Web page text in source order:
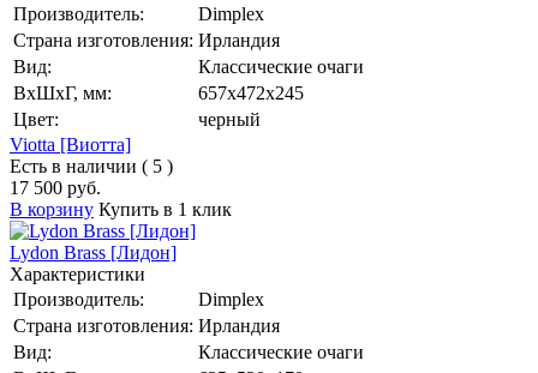
Производитель:
Dimplex
Страна изготовления: Ирландия
Вид:
Классические очаги
ВхШхГ, мм:
657х472х245
Цвет:
черный
Viotta [Виотта]
Есть в наличии ( 5 )
17 500 руб.
В корзину Купить в 1 клик
Lydon Brass [Лидон]
Характеристики
Производитель:
Dimplex
Страна изготовления: Ирландия
Вид:
Классические очаги